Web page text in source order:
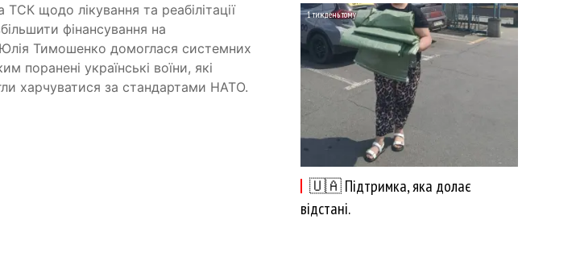
ТСК щодо лікування та реабілітації
фінансування на
Юлія Тимошенко домоглася системних
поранені українські воїни, які
харчуватися за стандартами НАТО.
1 тиждень тому
🇺🇦 Підтримка, яка долає
відстані.